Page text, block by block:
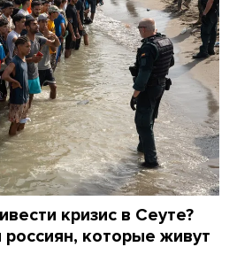
кризис в Сеуте?
россиян, которые живут